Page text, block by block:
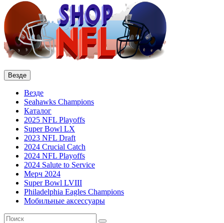
Везде
Везде
Seahawks Champions
Каталог
2025 NFL Playoffs
Super Bowl LX
2023 NFL Draft
2024 Crucial Catch
2024 NFL Playoffs
2024 Salute to Service
Мерч 2024
Super Bowl LVIII
Philadelphia Eagles Champions
Мобильные аксессуары